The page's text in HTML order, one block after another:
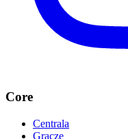
Core
Centrala
Gracze